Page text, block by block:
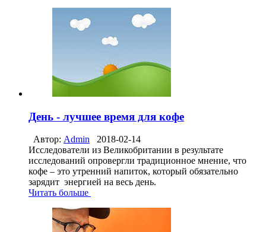
День - лучшее время для кофе
Автор: Admin
2018-02-14
Исследователи из Великобритании в результате
исследований опровергли традиционное мнение, что
кофе – это утренний напиток, который обязательно
зарядит энергией на весь день.
Читать больше